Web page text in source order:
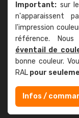
Important: sur
n'apparaissent
l'impression
référence.
éventail de
bonne couleur.
RAL pour
Infos /